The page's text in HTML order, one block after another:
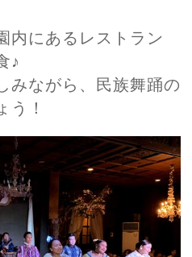
内にあるレストラン
♪
みながら、民族舞踊の
う！